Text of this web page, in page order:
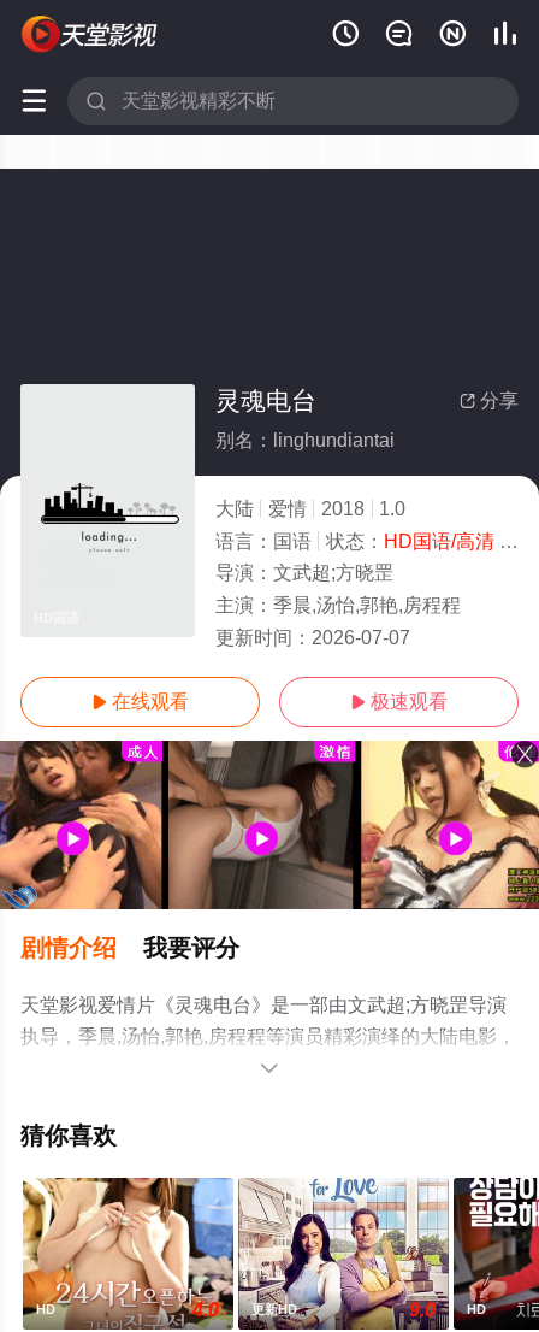
   
 
 分享
灵魂电台
别名：linghundiantai
大陆 爱情 2018
1.0
语言： 国语 状态： HD国语/高清- 免费在线观看
导演： 文武超;方晓罡
主演： 季晨,汤怡,郭艳,房程程
更新时间： 2026-07-07
 在线观看  极速观看
剧情介绍 我要评分
天堂影视爱情片《灵魂电台》是一部由文武超;方晓罡导演
执导，季晨,汤怡,郭艳,房程程等演员精彩演绎的大陆电影，
手机免费观看高清无删减完整版电影大全就来天堂电影
平台了解。

猜你喜欢
HD 4.0 更新HD 9.0 HD